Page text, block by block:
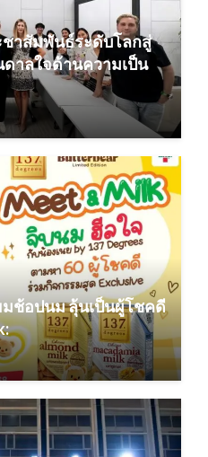
าสัมพันธ์ระดับโลกสู่
ดาลใจด้านความเป็น
ช้อปนม ลุ้นเป็นผู้โชคดี